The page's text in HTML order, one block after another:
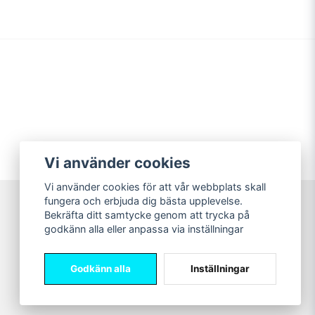
Sweet Nerds
Vi använder cookies
Vi använder cookies för att vår webbplats skall
fungera och erbjuda dig bästa upplevelse.
Bekräfta ditt samtycke genom att trycka på
godkänn alla eller anpassa via inställningar
Godkänn alla Inställningar